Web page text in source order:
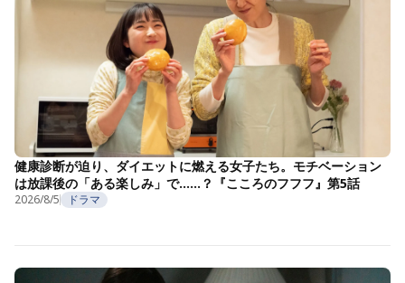
健康診断が迫り、ダイエットに燃える女子たち。モチベーション
は放課後の「ある楽しみ」で……？『こころのフフフ』第5話
2026/8/5 ドラマ